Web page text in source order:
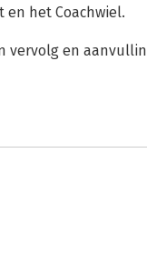
het Coachwiel.
vervolg en